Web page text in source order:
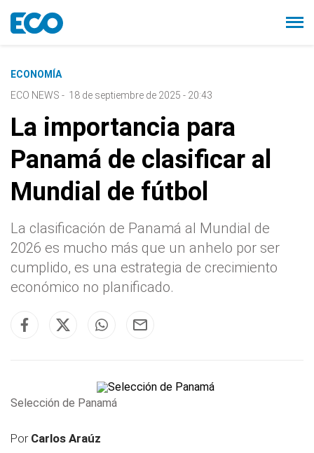
ECONOMÍA
ECO NEWS - 18 de septiembre de 2025 - 20:43
La importancia para
Panamá de clasificar al
Mundial de fútbol
La clasificación de Panamá al Mundial de
2026 es mucho más que un anhelo por ser
cumplido, es una estrategia de crecimiento
económico no planificado.
Selección de Panamá
Por Carlos Araúz